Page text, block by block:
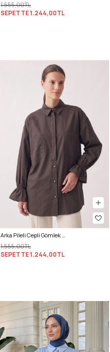
1.555,00TL
SEPETTE1.244,00TL
1.555,00TL
SEPETTE1.244,00TL